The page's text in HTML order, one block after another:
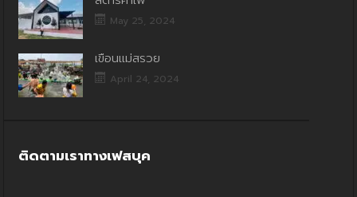
May 25, 2024
เขื่อนแม่สรวย
April 24, 2024
ติดตามเราทางเฟสบุค